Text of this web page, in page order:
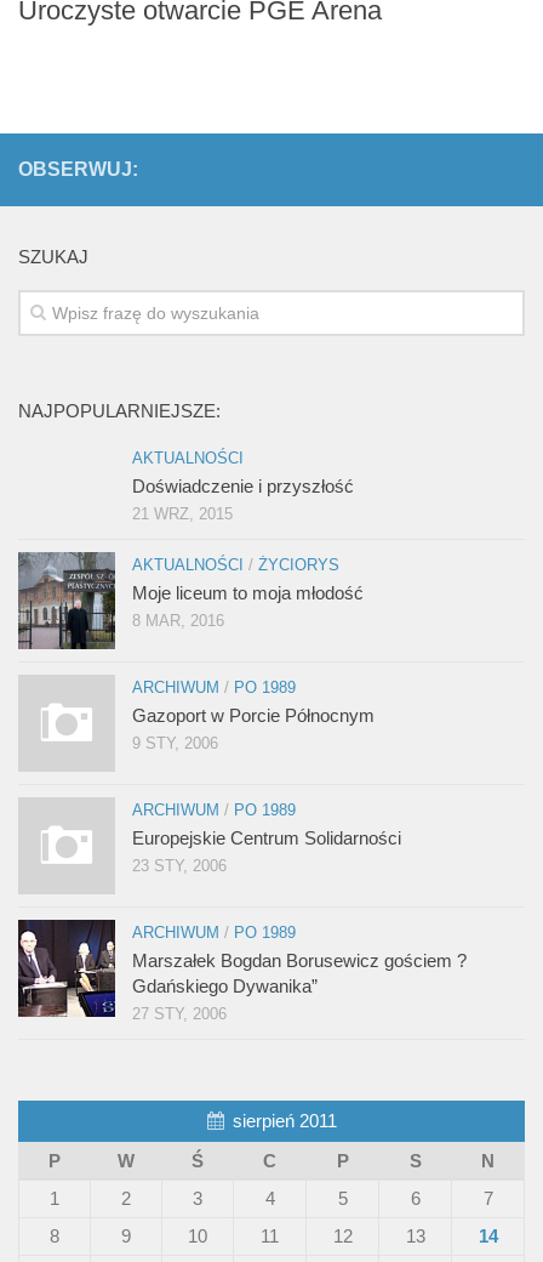
Uroczyste otwarcie PGE Arena
OBSERWUJ:
SZUKAJ
NAJPOPULARNIEJSZE:
AKTUALNOŚCI
Doświadczenie i przyszłość
21 WRZ, 2015
AKTUALNOŚCI / ŻYCIORYS
Moje liceum to moja młodość
8 MAR, 2016
ARCHIWUM / PO 1989
Gazoport w Porcie Północnym
9 STY, 2006
ARCHIWUM / PO 1989
Europejskie Centrum Solidarności
23 STY, 2006
ARCHIWUM / PO 1989
Marszałek Bogdan Borusewicz gościem ?
Gdańskiego Dywanika”
27 STY, 2006
sierpień 2011
P
W Ś C P S
N
1
2 3 4 5 6
7
8
9 10 11 12 13
14